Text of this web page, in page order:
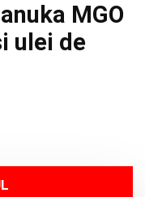
MGO
ulei de